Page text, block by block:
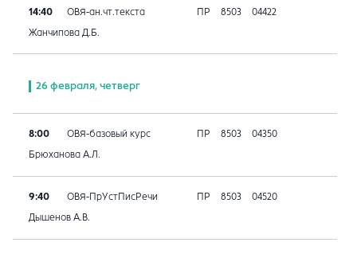
14:40 ОВЯ-ан.чт.текста ПР 8503 04422
Жанчипова Д.Б.
26 февраля, четверг
8:00 ОВЯ-базовый курс ПР 8503 04350
Брюханова А.Л.
9:40 ОВЯ-ПрУстПисРечи ПР 8503 04520
Дышенов А.В.